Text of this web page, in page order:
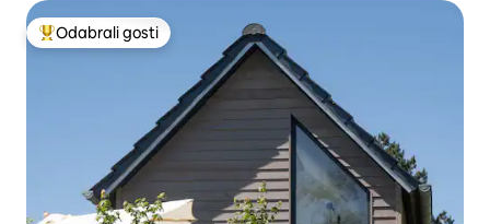
Među najviše rangiranima s oznakom „Odabrali gosti”
Odabrali gosti